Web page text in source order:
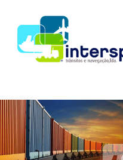
SOBRE NÓS
SERVIÇOS
UTILIDADES
CONTACTOS